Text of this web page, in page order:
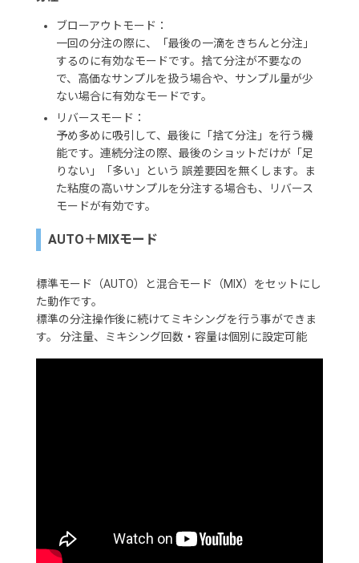
ブローアウトモード：
一回の分注の際に、「最後の一滴をきちんと分注」
するのに有効なモードです。捨て分注が不要なの
で、高価なサンプルを扱う場合や、サンプル量が少
ない場合に有効なモードです。
リバースモード：
予め多めに吸引して、最後に「捨て分注」を行う機
能です。連続分注の際、最後のショットだけが「足
りない」「多い」という 誤差要因を無くします。ま
た粘度の高いサンプルを分注する場合も、リバース
モードが有効です。
AUTO＋MIXモード
標準モード（AUTO）と混合モード（MIX）をセットにし
た動作です。
標準の分注操作後に続けてミキシングを行う事ができま
す。 分注量、ミキシング回数・容量は個別に設定可能